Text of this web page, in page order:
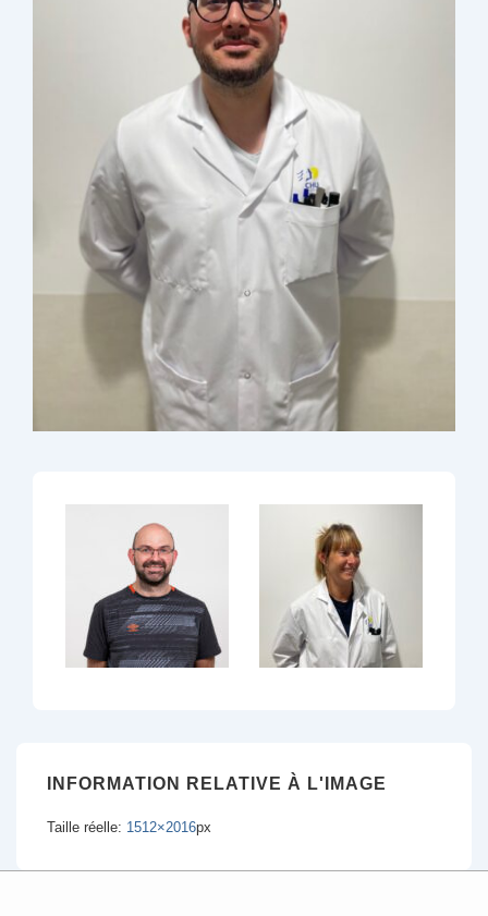
INFORMATION RELATIVE À L'IMAGE
Taille réelle: 1512×2016px